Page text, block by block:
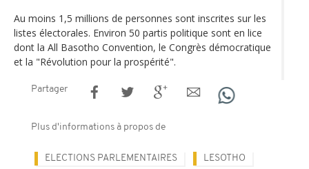
Au moins 1,5 millions de personnes sont inscrites sur les
listes électorales. Environ 50 partis politique sont en lice
dont la All Basotho Convention, le Congrès démocratique
et la "Révolution pour la prospérité".
Partager
Plus d'informations à propos de
ELECTIONS PARLEMENTAIRES LESOTHO